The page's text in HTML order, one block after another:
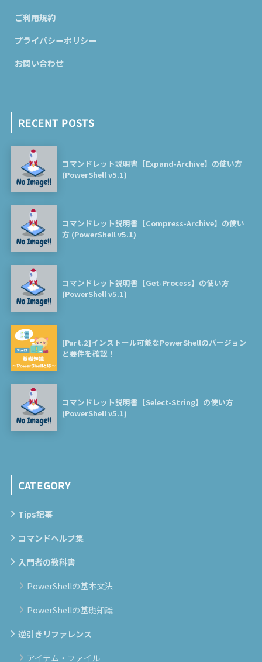
ご利用規約
プライバシーポリシー
お問い合わせ
RECENT POSTS
コマンドレット説明書【Expand-Archive】の使い方
(PowerShell v5.1)
コマンドレット説明書【Compress-Archive】の使い
方 (PowerShell v5.1)
コマンドレット説明書【Get-Process】の使い方
(PowerShell v5.1)
[Part.2]インストール可能なPowerShellのバージョン
と要件を確認！
コマンドレット説明書【Select-String】の使い方
(PowerShell v5.1)
CATEGORY
Tips記事
コマンドヘルプ集
入門者の教科書
PowerShellの基本文法
PowerShellの基礎知識
逆引きリファレンス
アイテム・ファイル